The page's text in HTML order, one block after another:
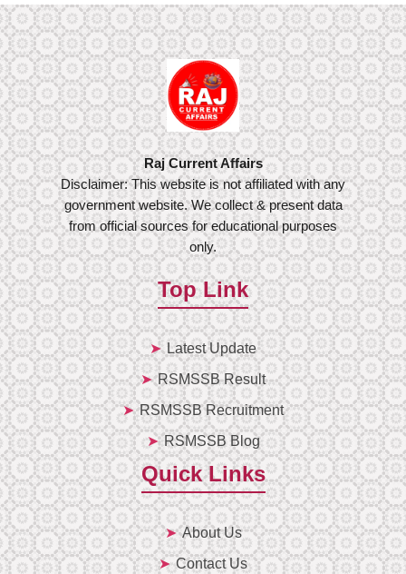
Raj Current Affairs
Disclaimer: This website is not affiliated with any
government website. We collect & present data
from official sources for educational purposes
only.
Top Link
Latest Update
RSMSSB Result
RSMSSB Recruitment
RSMSSB Blog
Quick Links
About Us
Contact Us